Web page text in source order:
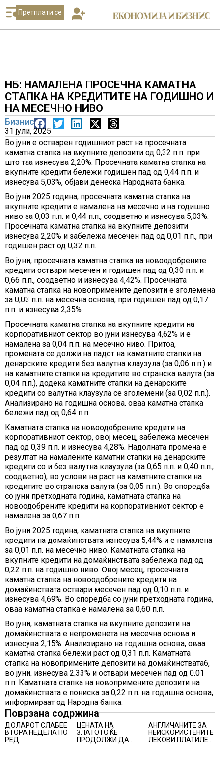
Претплати се
НБ: НАМАЛЕНА ПРОСЕЧНА КАМАТНА
СТАПКА НА КРЕДИТИТЕ НА ГОДИШНО И
НА МЕСЕЧНО НИВО
Бизнис
31 јули, 2025
Во јуни е остварен годишниот раст на просечната
каматна стапка на вкупните депозити од 0,32 п.п. при
што таа изнесува 2,20%. Просечната каматна стапка на
вкупните кредити бележи годишен пад од 0,44 п.п. и
изнесува 5,03%, објави денеска Народната банка.
Во јуни 2025 година, просечната каматна стапка на
вкупните кредити е намалена на месечно и на годишно
ниво за 0,03 п.п. и 0,44 п.п., соодветно и изнесува 5,03%.
Просечната каматна стапка на вкупните депозити
изнесува 2,20% и забележа месечен пад од 0,01 п.п., при
годишен раст од 0,32 п.п.
Во јуни, просечната каматна стапка на новоодобрените
кредити оствари месечен и годишен пад од 0,30 п.п. и
0,66 п.п., соодветно и изнесува 4,42%. Просечната
каматна стапка на новопримените депозити е зголемена
за 0,03 п.п. на месечна основа, при годишен пад од 0,17
п.п. и изнесува 2,35%.
Просечната каматна стапка на вкупните кредити на
корпоративниот сектор во јуни изнесува 4,62% и е
намалена за 0,04 п.п. на месечно ниво. Притоа,
промената се должи на падот на каматните стапки на
денарските кредити без валутна клаузула (за 0,06 п.п.) и
на каматните стапки на кредитите во странска валута (за
0,04 п.п.), додека каматните стапки на денарските
кредити со валутна клаузула се зголемени (за 0,02 п.п.).
Анализирано на годишна основа, оваа каматна стапка
бележи пад од 0,64 п.п.
Каматната стапка на новоодобрените кредити на
корпоративниот сектор, овој месец, забележа месечен
пад од 0,39 п.п. и изнесува 4,28%. Надолната промена е
резултат на намалените каматни стапки на денарските
кредити со и без валутна клаузула (за 0,65 п.п. и 0,40 п.п.,
соодветно), во услови на раст на каматните стапки на
кредитите во странска валута (за 0,05 п.п.). Во споредба
со јуни претходната година, каматната стапка на
новоодобрените кредити на корпоративниот сектор е
намалена за 0,67 п.п.
Во јуни 2025 година, каматната стапка на вкупните
кредити на домаќинствата изнесува 5,44% и е намалена
за 0,01 п.п. на месечно ниво. Каматната стапка на
вкупните кредити на домаќинствата забележа пад од
0,22 п.п. на годишно ниво. Овој месец, просечната
каматна стапка на новоодобрените кредити на
домаќинствата оствари месечен пад од 0,10 п.п. и
изнесува 4,69%. Во споредба со јуни претходната година,
оваа каматна стапка е намалена за 0,60 п.п.
Во јуни, каматната стапка на вкупните депозити на
домаќинствата е непроменета на месечна основа и
изнесува 2,15%. Анализирано на годишна основа, оваа
каматна стапка бележи раст од 0,31 п.п. Каматната
стапка на новопримените депозити на домаќинствата6,
во јуни, изнесува 2,33% и оствари месечен пад од 0,01
п.п. Каматната стапка на новопримените депозити на
домаќинствата е пониска за 0,22 п.п. на годишна основа,
информираат од Народна банка.
Поврзана содржина
ДОЛАРОТ СЛАБЕЕ
ВТОРА НЕДЕЛА ПО
РЕД
ЦЕНАТА НА
ЗЛАТОТО ЌЕ
ПРОДОЛЖИ ДА
АНГЛИЧАНИТЕ ЗА
НЕИСКОРИСТЕНИТЕ
ЛЕКОВИ ПЛАТИЛЕ